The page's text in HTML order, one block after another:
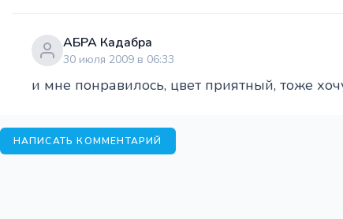
АБРА Кадабра
30 июля 2009 в 06:33
и мне понравилось, цвет приятный, тоже
НАПИСАТЬ КОММЕНТАРИЙ